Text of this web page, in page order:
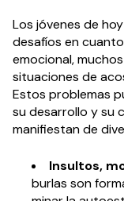
Los jóvenes de
desafíos en
emocional,
situaciones de
Estos problemas
su desarrollo y su
manifiestan de
Insultos,
burlas son